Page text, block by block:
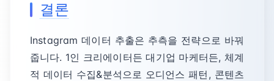
결론
Instagram 데이터 추출은 추측을 전략으로 바꿔
줍니다. 1인 크리에이터든 대기업 마케터든, 체계
적 데이터 수집&분석으로 오디언스 패턴, 콘텐츠